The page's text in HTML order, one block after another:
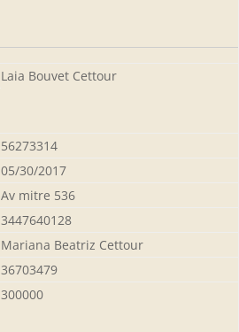
Laia Bouvet Cettour
56273314
05/30/2017
Av mitre 536
3447640128
Mariana Beatriz Cettour
36703479
300000